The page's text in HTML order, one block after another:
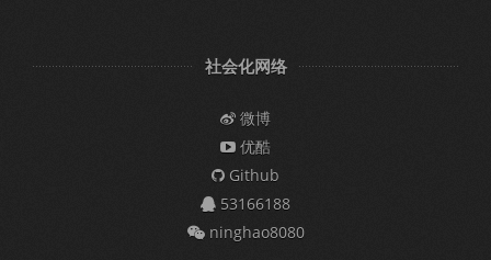
社会化网络
微博
优酷
Github
53166188
ninghao8080